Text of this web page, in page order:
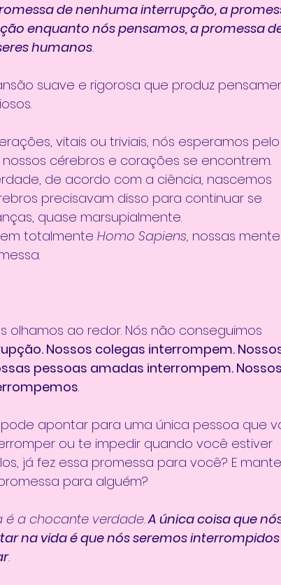
de nenhuma interrupção, a
enquanto nós pensamos, a promessa
humanos.
suave e rigorosa que produz
vitais ou triviais, nós esperamos
cérebros e corações se encontrem.
de acordo com a ciência, nascemos
precisavam disso para continuar se
quase marsupialmente.
totalmente Homo Sapiens, nossas
olhamos ao redor. Nós não conseguimos
Nossos colegas interrompem.
pessoas amadas interrompem. Nossos
.
apontar para uma única pessoa que
ou te impedir quando você estiver
já fez essa promessa para você? E
para alguém?
é a chocante verdade. A única coisa que
na vida é que nós seremos interrompidos
.